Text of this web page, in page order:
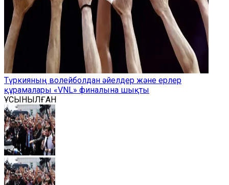
Түркияның волейболдан әйелдер және ерлер
құрамалары «VNL» финалына шықты
ҰСЫНЫЛҒАН